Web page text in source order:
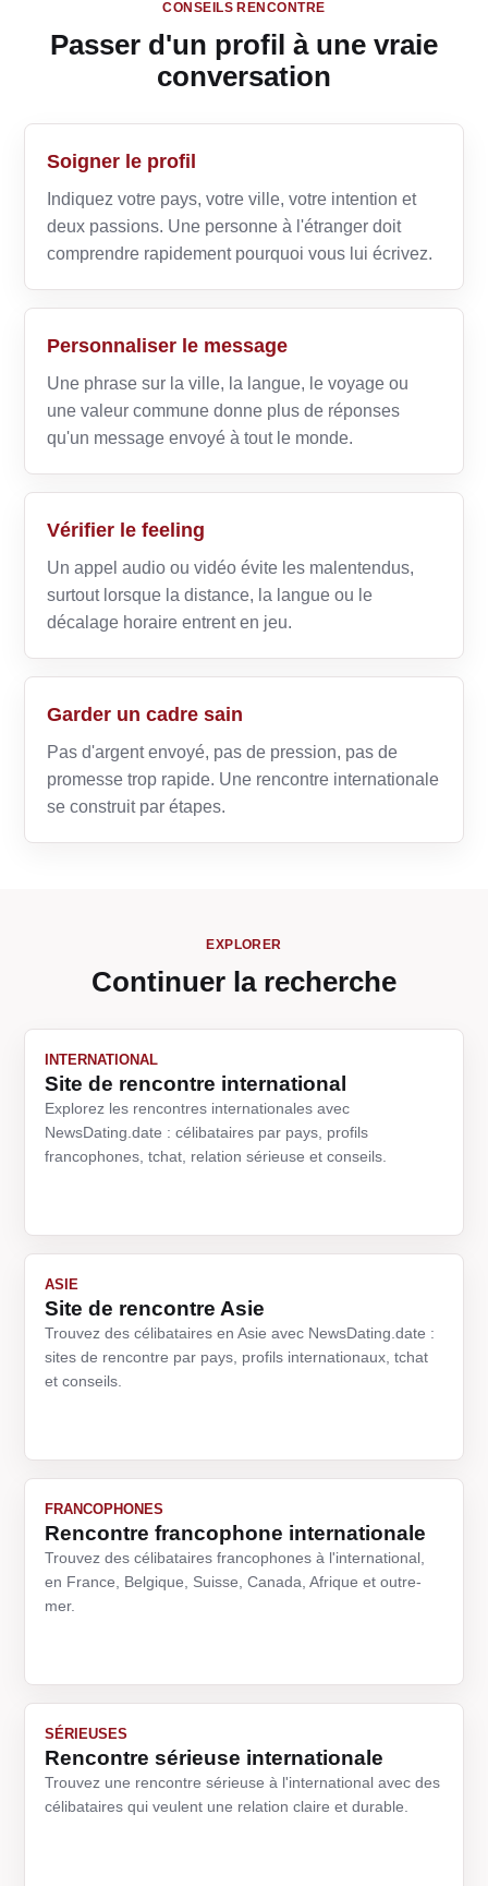
CONSEILS RENCONTRE
Passer d'un profil à une vraie
conversation
Soigner le profil
Indiquez votre pays, votre ville, votre intention et
deux passions. Une personne à l'étranger doit
comprendre rapidement pourquoi vous lui écrivez.
Personnaliser le message
Une phrase sur la ville, la langue, le voyage ou
une valeur commune donne plus de réponses
qu'un message envoyé à tout le monde.
Vérifier le feeling
Un appel audio ou vidéo évite les malentendus,
surtout lorsque la distance, la langue ou le
décalage horaire entrent en jeu.
Garder un cadre sain
Pas d'argent envoyé, pas de pression, pas de
promesse trop rapide. Une rencontre internationale
se construit par étapes.
EXPLORER
Continuer la recherche
INTERNATIONAL
Site de rencontre international
Explorez les rencontres internationales avec
NewsDating.date : célibataires par pays, profils
francophones, tchat, relation sérieuse et conseils.
ASIE
Site de rencontre Asie
Trouvez des célibataires en Asie avec NewsDating.date :
sites de rencontre par pays, profils internationaux, tchat
et conseils.
FRANCOPHONES
Rencontre francophone internationale
Trouvez des célibataires francophones à l'international,
en France, Belgique, Suisse, Canada, Afrique et outre-
mer.
SÉRIEUSES
Rencontre sérieuse internationale
Trouvez une rencontre sérieuse à l'international avec des
célibataires qui veulent une relation claire et durable.